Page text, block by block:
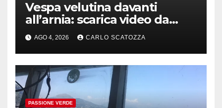
Vespa velutina davanti
all’arnia: scarica video da
TikTok prima che il post
sparisca
AGO 4, 2026 CARLO SCATOZZA
PASSIONE VERDE